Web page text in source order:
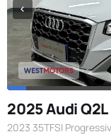
2025 Audi Q2L
2023 35TFSI